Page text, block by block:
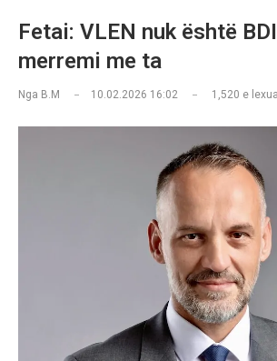
Fetai: VLEN nuk është
merremi me ta
Nga B.M 10.02.2026 16:02 1,520 e